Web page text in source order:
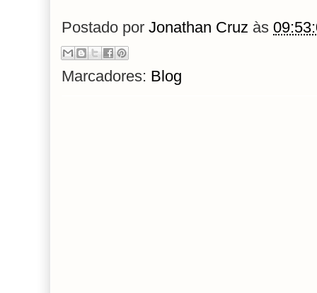
Postado por Jonathan Cruz às
Marcadores: Blog